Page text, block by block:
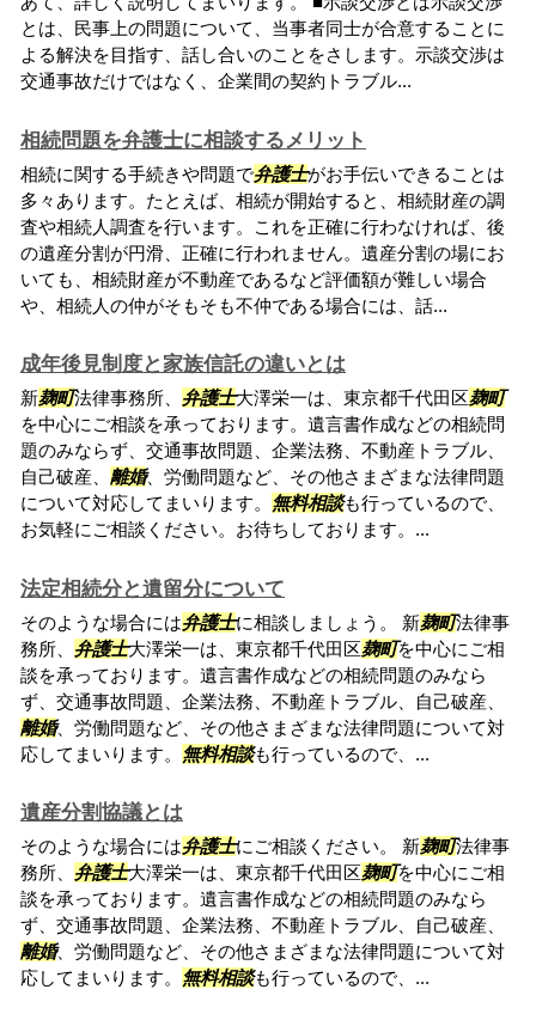
とは、民事上の問題について、当事者同士が合意することに
よる解決を目指す、話し合いのことをさします。示談交渉は
交通事故だけではなく、企業間の契約トラブル...
相続問題を弁護士に相談するメリット
相続に関する手続きや問題で弁護士がお手伝いできることは
多々あります。たとえば、相続が開始すると、相続財産の調
査や相続人調査を行います。これを正確に行わなければ、後
の遺産分割が円滑、正確に行われません。遺産分割の場にお
いても、相続財産が不動産であるなど評価額が難しい場合
や、相続人の仲がそもそも不仲である場合には、話...
成年後見制度と家族信託の違いとは
新麹町法律事務所、 弁護士大澤栄一は、東京都千代田区麹町
を中心にご相談を承っております。遺言書作成などの相続問
題のみならず、交通事故問題、企業法務、不動産トラブル、
自己破産、 離婚、労働問題など、その他さまざまな法律問題
について対応してまいります。 無料相談も行っているので、
お気軽にご相談ください。お待ちしております。...
法定相続分と遺留分について
そのような場合には弁護士に相談しましょう。 新麹町法律事
務所、 弁護士大澤栄一は、東京都千代田区麹町を中心にご相
談を承っております。遺言書作成などの相続問題のみなら
ず、交通事故問題、企業法務、不動産トラブル、自己破産、
離婚、労働問題など、その他さまざまな法律問題について対
応してまいります。 無料相談も行っているので、...
遺産分割協議とは
そのような場合には弁護士にご相談ください。 新麹町法律事
務所、 弁護士大澤栄一は、東京都千代田区麹町を中心にご相
談を承っております。遺言書作成などの相続問題のみなら
ず、交通事故問題、企業法務、不動産トラブル、自己破産、
離婚、労働問題など、その他さまざまな法律問題について対
応してまいります。 無料相談も行っているので、...